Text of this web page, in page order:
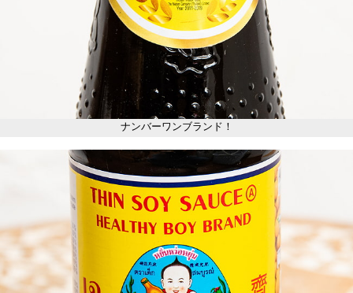
ナンバーワンブランド！